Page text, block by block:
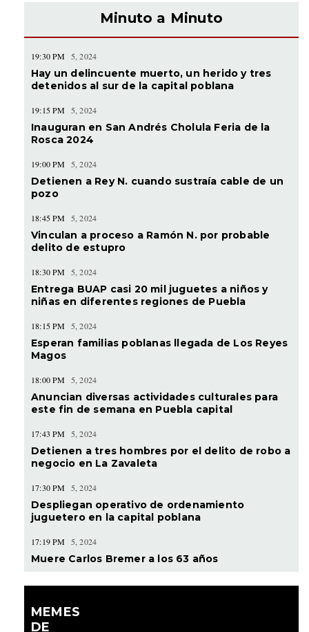
Minuto a Minuto
19:30 PM 5, 2024
Hay un delincuente muerto, un herido y tres
detenidos al sur de la capital poblana
19:15 PM 5, 2024
Inauguran en San Andrés Cholula Feria de la
Rosca 2024
19:00 PM 5, 2024
Detienen a Rey N. cuando sustraía cable de un
pozo
18:45 PM 5, 2024
Vinculan a proceso a Ramón N. por probable
delito de estupro
18:30 PM 5, 2024
Entrega BUAP casi 20 mil juguetes a niños y
niñas en diferentes regiones de Puebla
18:15 PM 5, 2024
Esperan familias poblanas llegada de Los Reyes
Magos
18:00 PM 5, 2024
Anuncian diversas actividades culturales para
este fin de semana en Puebla capital
17:43 PM 5, 2024
Detienen a tres hombres por el delito de robo a
negocio en La Zavaleta
17:30 PM 5, 2024
Despliegan operativo de ordenamiento
juguetero en la capital poblana
17:19 PM 5, 2024
Muere Carlos Bremer a los 63 años
MEMES
DE